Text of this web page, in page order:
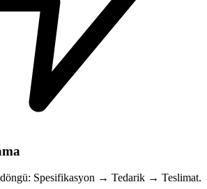
döngü: Spesifikasyon → Tedarik → Teslimat.